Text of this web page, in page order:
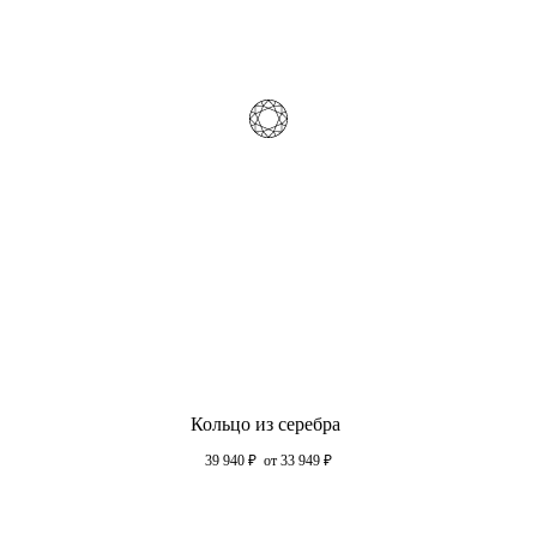
Кольцо из серебра
39 940 ₽ от 33 949 ₽